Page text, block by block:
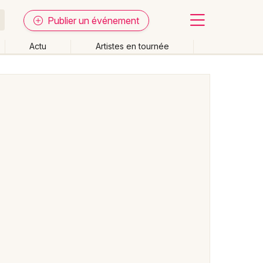
Publier un événement
Actu Artistes en tournée